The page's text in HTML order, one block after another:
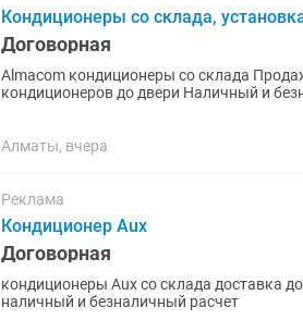
Кондиционеры со склада,
Договорная
Almacom кондиционеры со склада
кондиционеров до двери Наличный и
Алматы, вчера
Реклама
Кондиционер Aux
Договорная
кондиционеры Aux со склада доставка до адреса Установка есть Установка в день обращения
наличный и безналичный расчет